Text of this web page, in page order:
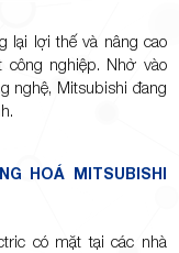
lại lợi thế và nâng cao
nghiệp. Nhờ vào
nghệ, Mitsubishi đang
HOÁ MITSUBISHI
có mặt tại các nhà